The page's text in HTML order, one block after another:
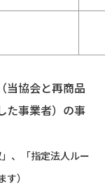
当協会と再商品
た事業者）の事
、「指定法人ルー
）